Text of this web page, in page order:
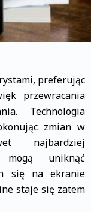
preferując
przewracania
Technologia
zmian w
najbardziej
uniknąć
się na ekranie
staje się zatem